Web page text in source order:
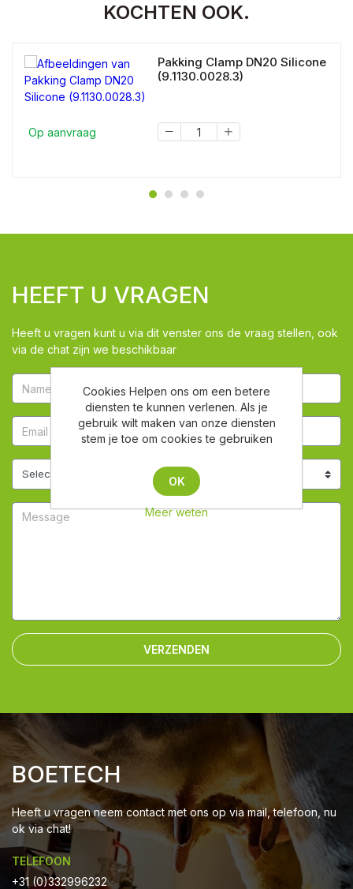
KOCHTEN OOK.
Op aanvraag
Pakking Clamp DN20 Silicone
(9.1130.0028.3)
HEEFT U VRAGEN
Heeft u vragen kunt u via dit venster ons de vraag stellen, ook
via de chat zijn we beschikbaar
VERZENDEN
BOETECH
Heeft u vragen neem contact met ons op via mail, telefoon, nu
ok via chat!
TELEFOON
+31 (0)332996232
Cookies Helpen ons om een betere
diensten te kunnen verlenen. Als je
gebruik wilt maken van onze diensten
stem je toe om cookies te gebruiken
OK
Meer weten